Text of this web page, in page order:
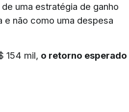
uma estratégia de ganho
não como uma despesa
154 mil, o retorno esperado